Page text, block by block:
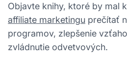
Objavte knihy, ktoré by mal
affiliate marketingu prečítať
programov, zlepšenie
zvládnutie odvetvových.